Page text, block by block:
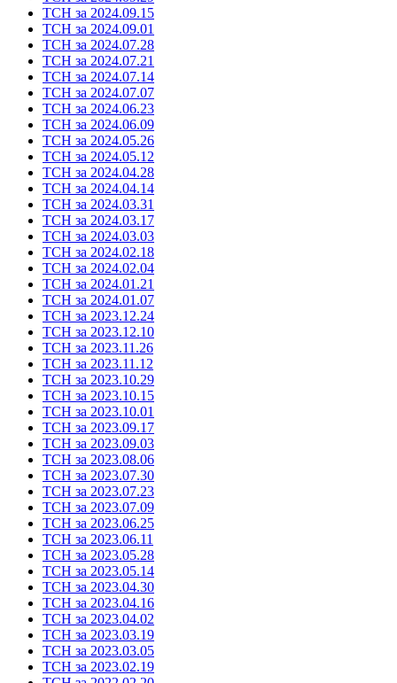
ТСН за 2024.09.15
ТСН за 2024.09.01
ТСН за 2024.07.28
ТСН за 2024.07.21
ТСН за 2024.07.14
ТСН за 2024.07.07
ТСН за 2024.06.23
ТСН за 2024.06.09
ТСН за 2024.05.26
ТСН за 2024.05.12
ТСН за 2024.04.28
ТСН за 2024.04.14
ТСН за 2024.03.31
ТСН за 2024.03.17
ТСН за 2024.03.03
ТСН за 2024.02.18
ТСН за 2024.02.04
ТСН за 2024.01.21
ТСН за 2024.01.07
ТСН за 2023.12.24
ТСН за 2023.12.10
ТСН за 2023.11.26
ТСН за 2023.11.12
ТСН за 2023.10.29
ТСН за 2023.10.15
ТСН за 2023.10.01
ТСН за 2023.09.17
ТСН за 2023.09.03
ТСН за 2023.08.06
ТСН за 2023.07.30
ТСН за 2023.07.23
ТСН за 2023.07.09
ТСН за 2023.06.25
ТСН за 2023.06.11
ТСН за 2023.05.28
ТСН за 2023.05.14
ТСН за 2023.04.30
ТСН за 2023.04.16
ТСН за 2023.04.02
ТСН за 2023.03.19
ТСН за 2023.03.05
ТСН за 2023.02.19